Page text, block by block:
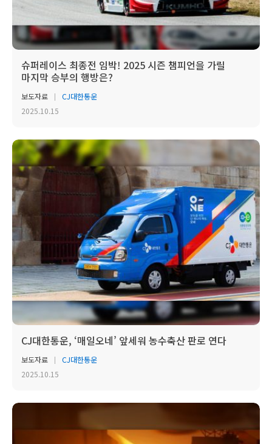
슈퍼레이스 최종전 임박! 2025 시즌 챔피언을 가릴
마지막 승부의 행방은?
보도자료
CJ대한통운
2025.10.15
CJ대한통운, ‘매일오네’ 앞세워 농수축산 판로 연다
보도자료
CJ대한통운
2025.10.15